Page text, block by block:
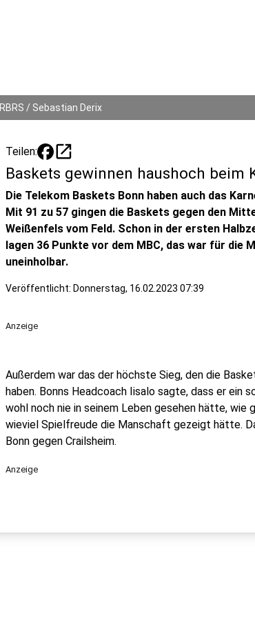
RBRS / Sebastian Derix
Teilen: open_in_new
Baskets gewinnen haushoch beim
Die Telekom Baskets Bonn haben auch das
Mit 91 zu 57 gingen die Baskets gegen den
Weißenfels vom Feld. Schon in der ersten
lagen 36 Punkte vor dem MBC, das war für die
uneinholbar.
Veröffentlicht: Donnerstag, 16.02.2023 07:39
Anzeige
Außerdem war das der höchste Sieg, den die
haben. Bonns Headcoach Iisalo sagte, dass er ein
wohl noch nie in seinem Leben gesehen hätte, wie
wieviel Spielfreude die Manschaft gezeigt hätte.
Bonn gegen Crailsheim.
Anzeige